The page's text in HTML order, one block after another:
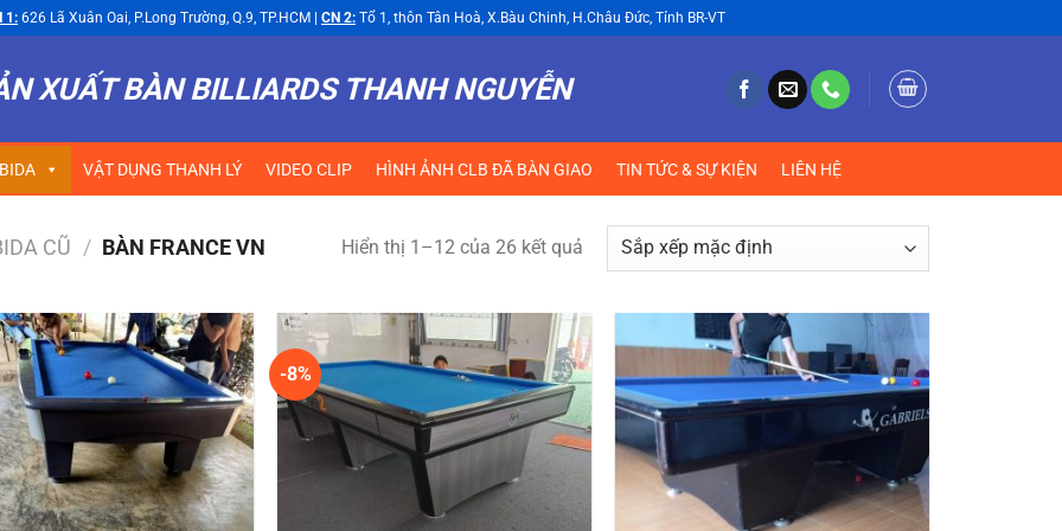
1: 626 Lã Xuân Oai, P.Long Trường, Q.9, TP.HCM | CN 2: Tổ 1, thôn Tân Hoà, X.Bàu Chinh, H.Châu Đức, Tỉnh BR-VT
XUẤT BÀN BILLIARDS THANH NGUYỄN
VẬT DỤNG THANH LÝ VIDEO CLIP HÌNH ẢNH CLB ĐÃ BÀN GIAO TIN TỨC & SỰ KIỆN LIÊN HỆ
CŨ / BÀN FRANCE VN Hiển thị 1–12 của 26 kết quả
-8%